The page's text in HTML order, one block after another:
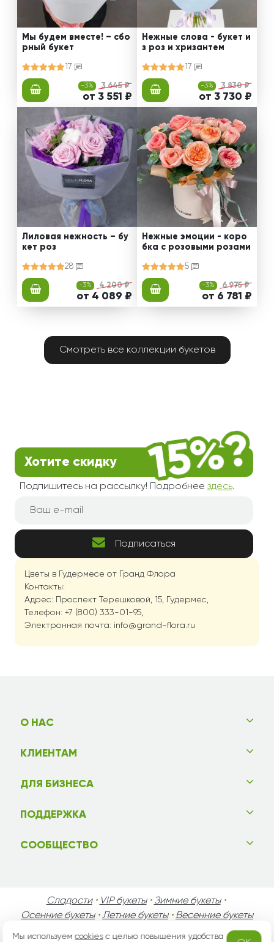
Мы будем вместе! – сбо
рный букет
17
-3% 3 645 ₽
от 3 551 ₽
Нежные слова - букет и
з роз и хризантем
17
-3% 3 830 ₽
от 3 730 ₽
Лиловая нежность – бу
кет роз
28
-3% 4 200 ₽
от 4 089 ₽
Нежные эмоции - коро
бка с розовыми розами
5
-3% 6 975 ₽
от 6 781 ₽
Смотреть все коллекции букетов
Цветы в Гудермесе от Гранд Флора
Контакты:
Адрес: Проспект Терешковой, 15, Гудермес,
Телефон: +7 (800) 333-01-95,
Электронная почта: info@grand-flora.ru
Хотите скидку
Подпишитесь на рассылку! Подробнее здесь.
Подписаться
О НАС
КЛИЕНТАМ
ДЛЯ БИЗНЕСА
ПОДДЕРЖКА
СООБЩЕСТВО
Сладости• VIP букеты• Зимние букеты•
Осенние букеты•Летние букеты• Весенние букеты
День Святого Валентина День Матери•
Мы используемcookiesс целью повышения удобства